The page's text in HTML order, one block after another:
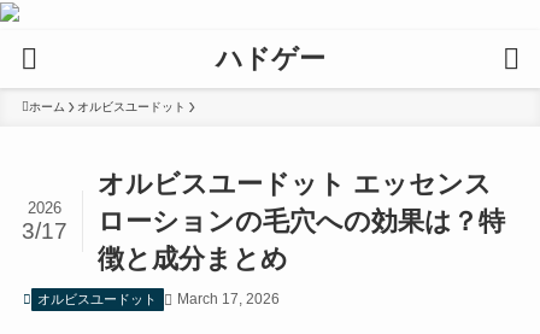
ハドゲー
ホーム オルビスユードット
オルビスユードット エッセンス
ローションの毛穴への効果は？特
徴と成分まとめ
2026
3/17
オルビスユードット March 17, 2026